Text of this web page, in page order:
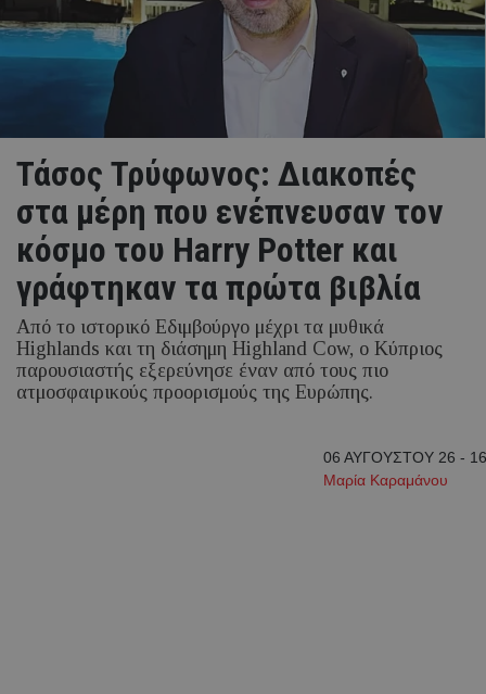
Τάσος Τρύφωνος: Διακοπές
στα μέρη που ενέπνευσαν τον
κόσμο του Harry Potter και
γράφτηκαν τα πρώτα βιβλία
Από το ιστορικό Εδιμβούργο μέχρι τα μυθικά
Highlands και τη διάσημη Highland Cow, ο Κύπριος
παρουσιαστής εξερεύνησε έναν από τους πιο
ατμοσφαιρικούς προορισμούς της Ευρώπης.
06 ΑΥΓΟΥΣΤΟΥ 26 -
Μαρία Καραμάνου